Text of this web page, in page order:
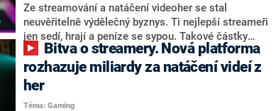
Ze streamování a natáčení videoher se stal
neuvěřitelně výdělečný byznys. Ti nejlepší streameři
jen sedí, hrají a peníze se sypou. Takové částky
mohou dosahovat až desítek milionů korun ročně. Ale
existují také příběhy, které dokazují, že idylka může
rychle skončit. Posledním takovým příkladem je osud
českého streamera Petra Žaluda alias CzechClouda.
rozhazuje miliardy za natáčení videí z
her
Téma: Gaming